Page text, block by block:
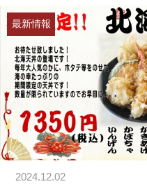
最新情報
2024.12.02